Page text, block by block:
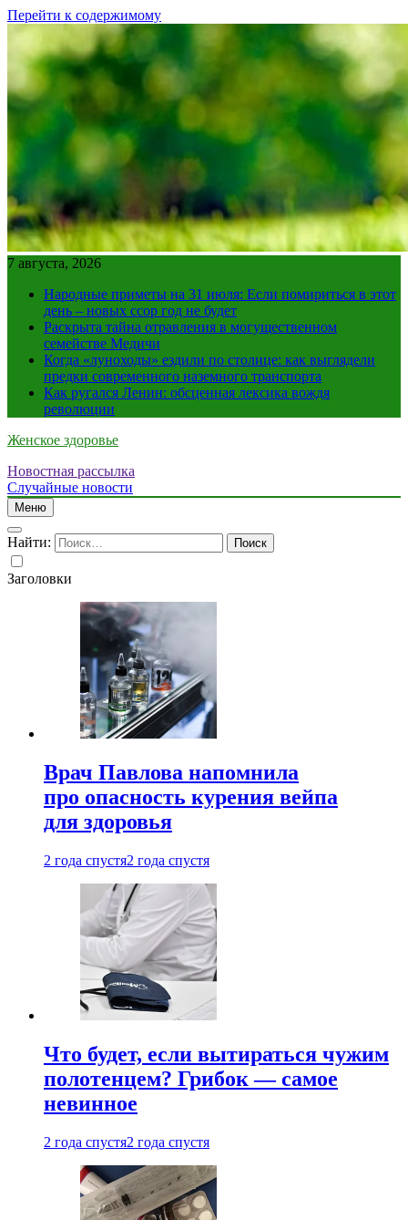
Перейти к содержимому
7 августа, 2026
Народные приметы на 31 июля: Если помириться в этот
день – новых ссор год не будет
Раскрыта тайна отравления в могущественном
семействе Медичи
Когда «луноходы» ездили по столице: как выглядели
предки современного наземного транспорта
Как ругался Ленин: обсценная лексика вождя
революции
Женское здоровье
Новостная рассылка
Случайные новости
Меню
Найти:
Заголовки
Врач Павлова напомнила
про опасность курения вейпа
для здоровья
2 года спустя2 года спустя
Что будет, если вытираться чужим
полотенцем? Грибок — самое
невинное
2 года спустя2 года спустя